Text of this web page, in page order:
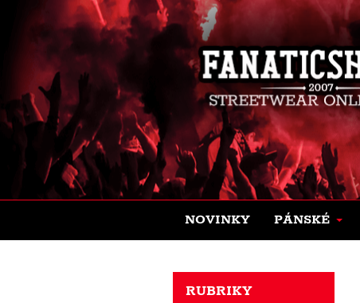
NOVINKY PÁNSKÉ
RUBRIKY